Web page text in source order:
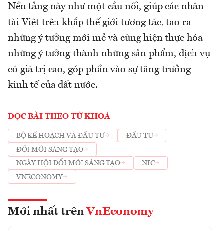
Nền tảng này như một cầu nối, giúp các nhân
tài Việt trên khắp thế giới tương tác, tạo ra
những ý tưởng mới mẻ và cùng hiện thực hóa
những ý tưởng thành những sản phẩm, dịch vụ
có giá trị cao, góp phần vào sự tăng trưởng
kinh tế của đất nước.
ĐỌC BÀI THEO TỪ KHOÁ
BỘ KẾ HOẠCH VÀ ĐẦU TƯ
ĐẦU TƯ
ĐỔI MỚI SÁNG TẠO
NGÀY HỘI ĐỔI MỚI SÁNG TẠO
NIC
VNECONOMY
Mới nhất trên VnEconomy